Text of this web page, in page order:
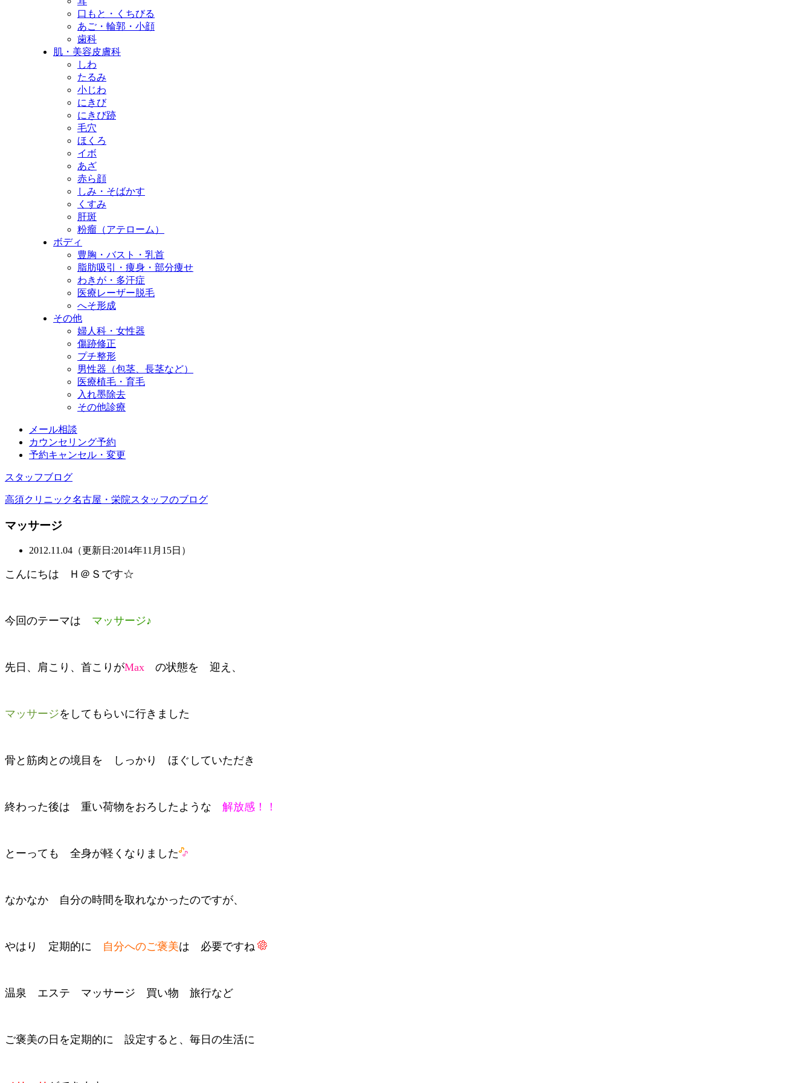
口もと・くちびる
あご・輪郭・小顔
歯科
肌・美容皮膚科
しわ
たるみ
小じわ
にきび
にきび跡
毛穴
ほくろ
イボ
あざ
赤ら顔
しみ・そばかす
くすみ
肝斑
粉瘤（アテローム）
ボディ
豊胸・バスト・乳首
脂肪吸引・痩身・部分痩せ
わきが・多汗症
医療レーザー脱毛
へそ形成
その他
婦人科・女性器
傷跡修正
プチ整形
男性器（包茎、長茎など）
医療植毛・育毛
入れ墨除去
その他診療
メール相談
カウンセリング予約
予約キャンセル・変更
スタッフブログ
高須クリニック名古屋・栄院スタッフのブログ
マッサージ
2012.11.04（更新日:2014年11月15日）
こんにちは Ｈ＠Ｓです☆
今回のテーマは マッサージ♪
先日、肩こり、首こりがMax の状態を 迎え、
マッサージをしてもらいに行きました
骨と筋肉との境目を しっかり ほぐしていただき
終わった後は 重い荷物をおろしたような 解放感！！
とーっても 全身が軽くなりました
なかなか 自分の時間を取れなかったのですが、
やはり 定期的に 自分へのご褒美は 必要ですね
温泉 エステ マッサージ 買い物 旅行など
ご褒美の日を定期的に 設定すると、毎日の生活に